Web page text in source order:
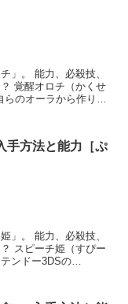
」。 能力、必殺技、
覚醒オロチ（かくせ
らのオーラから作り出
手方法と能力［ぷ
」。 能力、必殺技、
スピーチ姫（すぴー
ンドー3DSの